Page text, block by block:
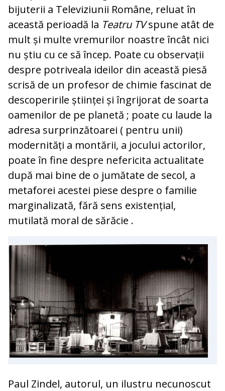
bijuterii a Televiziunii Române, reluat în
această perioadă la Teatru TVspune atât de
mult și multe vremurilor noastre încât nici
nu știu cu ce să încep. Poate cu observații
despre potriveala ideilor din această piesă
scrisă de un profesor de chimie fascinat de
descoperirile științei și îngrijorat de soarta
oamenilor de pe planetă ; poate cu laude la
adresa surprinzătoarei ( pentru unii)
modernități a montării, a jocului actorilor,
poate în fine despre nefericita actualitate
după mai bine de o jumătate de secol, a
metaforei acestei piese despre o familie
marginalizată, fără sens existențial,
mutilată moral de sărăcie .
Paul Zindel, autorul, un ilustru necunoscut